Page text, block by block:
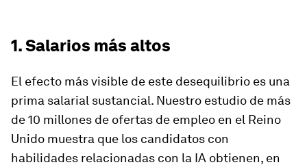
1. Salarios más altos
El efecto más visible de este desequilibrio es una
prima salarial sustancial. Nuestro estudio de más
de 10 millones de ofertas de empleo en el Reino
Unido muestra que los candidatos con
habilidades relacionadas con la IA obtienen, en